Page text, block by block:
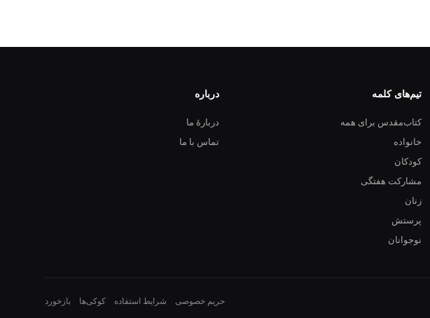
تیم‌های کلمه
کتاب‌مقدس برای همه
خانواده
کودکان
مشارکت هفتگی
زنان
پرستش
نوجوانان
درباره
دربارهٔ ما
تماس با ما
حریم خصوصی شرایط استفاده کوکی‌ها بازخورد